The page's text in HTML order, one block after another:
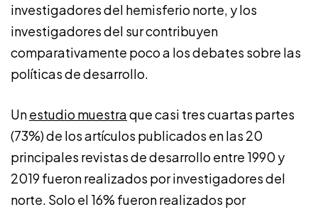
investigadores del hemisferio norte, y los
investigadores del sur contribuyen
comparativamente poco a los debates sobre las
políticas de desarrollo.
Unestudio muestraque casi tres cuartas partes
(73%) de los artículos publicados en las 20
principales revistas de desarrollo entre 1990 y
2019 fueron realizados por investigadores del
norte. Solo el 16% fueron realizados por